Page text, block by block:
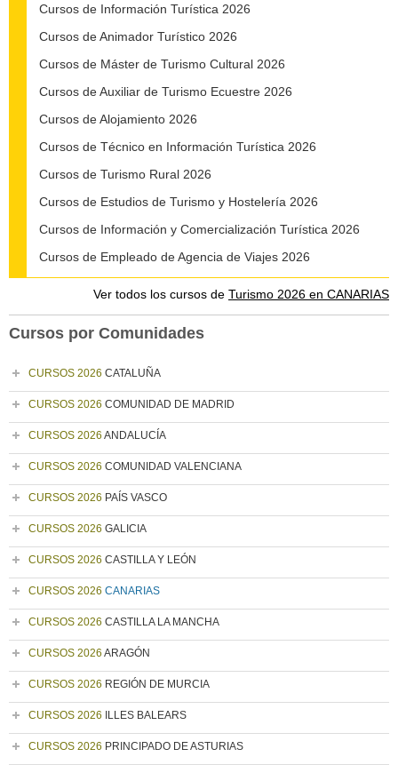
Cursos de Información Turística 2026
Cursos de Animador Turístico 2026
Cursos de Máster de Turismo Cultural 2026
Cursos de Auxiliar de Turismo Ecuestre 2026
Cursos de Alojamiento 2026
Cursos de Técnico en Información Turística 2026
Cursos de Turismo Rural 2026
Cursos de Estudios de Turismo y Hostelería 2026
Cursos de Información y Comercialización Turística 2026
Cursos de Empleado de Agencia de Viajes 2026
Ver todos los cursos de Turismo 2026 en CANARIAS
Cursos por Comunidades
CURSOS 2026 CATALUÑA
CURSOS 2026 COMUNIDAD DE MADRID
CURSOS 2026 ANDALUCÍA
CURSOS 2026 COMUNIDAD VALENCIANA
CURSOS 2026 PAÍS VASCO
CURSOS 2026 GALICIA
CURSOS 2026 CASTILLA Y LEÓN
CURSOS 2026 CANARIAS
CURSOS 2026 CASTILLA LA MANCHA
CURSOS 2026 ARAGÓN
CURSOS 2026 REGIÓN DE MURCIA
CURSOS 2026 ILLES BALEARS
CURSOS 2026 PRINCIPADO DE ASTURIAS